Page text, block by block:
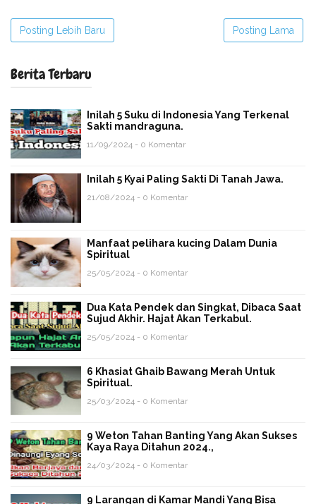
Posting Lebih Baru Posting Lama
Berita Terbaru
Inilah 5 Suku di Indonesia Yang Terkenal
Sakti mandraguna.
11/09/2024 - 0 Komentar
Inilah 5 Kyai Paling Sakti Di Tanah Jawa.
21/08/2024 - 0 Komentar
Manfaat pelihara kucing Dalam Dunia
Spiritual
25/05/2024 - 0 Komentar
Dua Kata Pendek dan Singkat, Dibaca Saat
Sujud Akhir. Hajat Akan Terkabul.
25/05/2024 - 0 Komentar
6 Khasiat Ghaib Bawang Merah Untuk
Spiritual.
25/03/2024 - 0 Komentar
9 Weton Tahan Banting Yang Akan Sukses
Kaya Raya Ditahun 2024.,
24/03/2024 - 0 Komentar
9 Larangan di Kamar Mandi Yang Bisa